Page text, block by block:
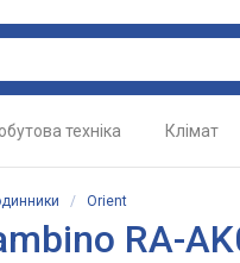
техніка Клімат
/ Orient
RA-